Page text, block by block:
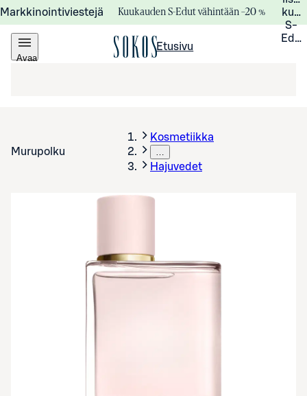
Markkinointiviestejä Kuukauden S-Edut vähintään –20 %
S-
Avaa
Etusivu
Murupolku
Kosmetiikka
…
Hajuvedet